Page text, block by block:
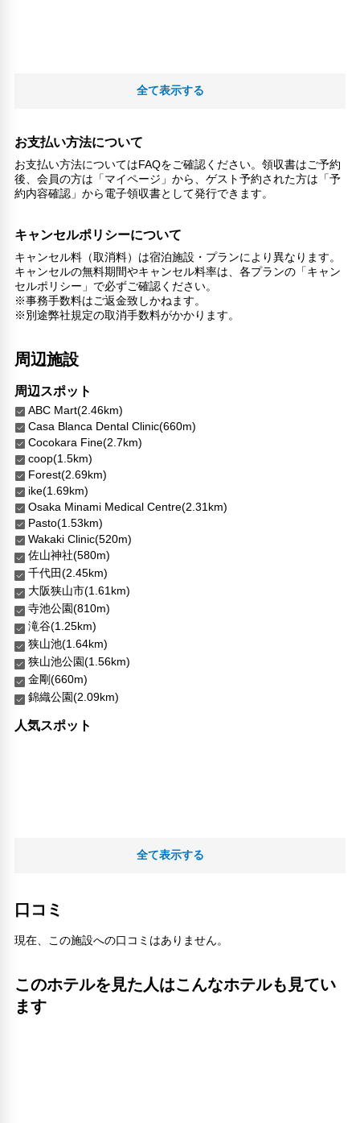
全て表示する
お支払い方法について
お支払い方法についてはFAQをご確認ください。領収書はご予約
後、会員の方は「マイページ」から、ゲスト予約された方は「予
約内容確認」から電子領収書として発行できます。
キャンセルポリシーについて
キャンセル料（取消料）は宿泊施設・プランにより異なります。
キャンセルの無料期間やキャンセル料率は、各プランの「キャン
セルポリシー」で必ずご確認ください。
※事務手数料はご返金致しかねます。
※別途弊社規定の取消手数料がかかります。
周辺施設
周辺スポット
ABC Mart(2.46km)
Casa Blanca Dental Clinic(660m)
Cocokara Fine(2.7km)
coop(1.5km)
Forest(2.69km)
ike(1.69km)
Osaka Minami Medical Centre(2.31km)
Pasto(1.53km)
Wakaki Clinic(520m)
佐山神社(580m)
千代田(2.45km)
大阪狭山市(1.61km)
寺池公園(810m)
滝谷(1.25km)
狭山池(1.64km)
狭山池公園(1.56km)
金剛(660m)
錦織公園(2.09km)
人気スポット
全て表示する
口コミ
現在、この施設への口コミはありません。
このホテルを見た人はこんなホテルも見てい
ます